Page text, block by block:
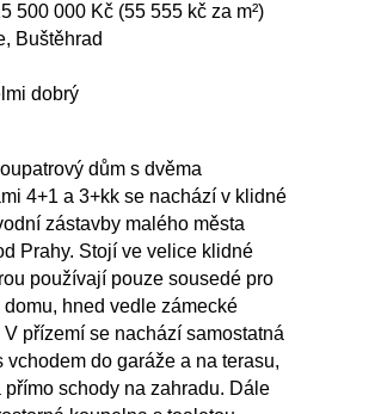
500 000 Kč (55 555 kč za m²)
Buštěhrad
dobrý
dům s dvěma
4+1 a 3+kk se nachází v klidné
zástavby malého města
Prahy. Stojí ve velice klidné
používají pouze sousedé pro
domu, hned vedle zámecké
V přízemí se nachází samostatná
vchodem do garáže a na terasu,
přímo schody na zahradu. Dále